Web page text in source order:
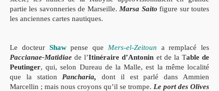
partie les savonneries de Marseille. Marsa Saito figure sur toutes
les anciennes cartes nautiques.
Le docteur Shawpense que Mers-el-Zeitoun
a remplacé les
Paccianae-Matidiae de l’Itinéraire d’Antonin et de la Table de
Peutinger, qui, selon Dureau de la Malle, est la même localité
que la station Pancharia, dont il est parlé dans Ammien
Marcellin ; mais nous croyons qu’il se trompe. Le port des Olives